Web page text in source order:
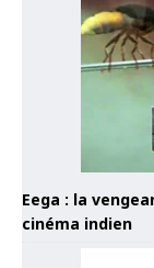
Eega : la
cinéma indien